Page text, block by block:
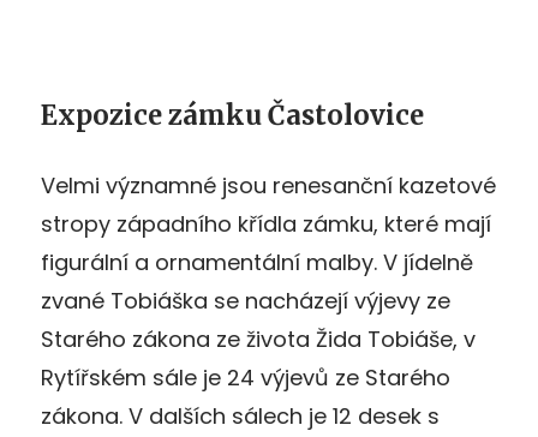
Expozice zámku Častolovice
Velmi významné jsou renesanční kazetové
stropy západního křídla zámku, které mají
figurální a ornamentální malby. V jídelně
zvané Tobiáška se nacházejí výjevy ze
Starého zákona ze života Žida Tobiáše, v
Rytířském sále je 24 výjevů ze Starého
zákona. V dalších sálech je 12 desek s